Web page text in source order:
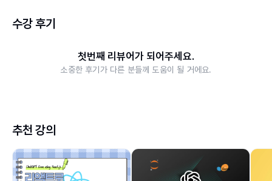
수강 후기
첫번째 리뷰어가 되어주세요.
소중한 후기가 다른 분들께 도움이 될 거에요.
추천 강의